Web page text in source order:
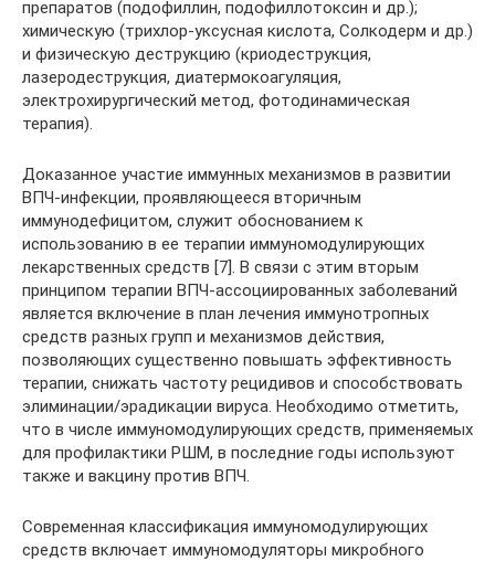
препаратов (подофиллин, подофиллотоксин и др.);
химическую (трихлор-уксусная кислота, Солкодерм и др.)
и физическую деструкцию (криодеструкция,
лазеродеструкция, диатермокоагуляция,
электрохирургический метод, фотодинамическая
терапия).
Доказанное участие иммунных механизмов в развитии
ВПЧ-инфекции, проявляющееся вторичным
иммунодефицитом, служит обоснованием к
использованию в ее терапии иммуномодулирующих
лекарственных средств [7]. В связи с этим вторым
принципом терапии ВПЧ-ассоциированных заболеваний
является включение в план лечения иммунотропных
средств разных групп и механизмов действия,
позволяющих существенно повышать эффективность
терапии, снижать частоту рецидивов и способствовать
элиминации/эрадикации вируса. Необходимо отметить,
что в числе иммуномодулирующих средств, применяемых
для профилактики РШМ, в последние годы используют
также и вакцину против ВПЧ.
Современная классификация иммуномодулирующих
средств включает иммуномодуляторы микробного